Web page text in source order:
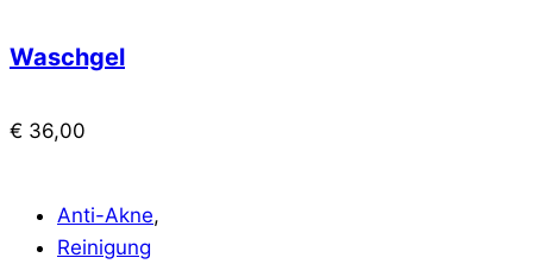
Waschgel
€ 36,00
Anti-Akne,
Reinigung